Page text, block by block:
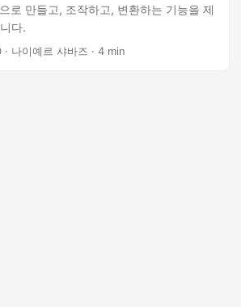
로 만들고, 조작하고, 변환하는 기능을 제
다.
· 나이예르 샤바즈 · 4 min